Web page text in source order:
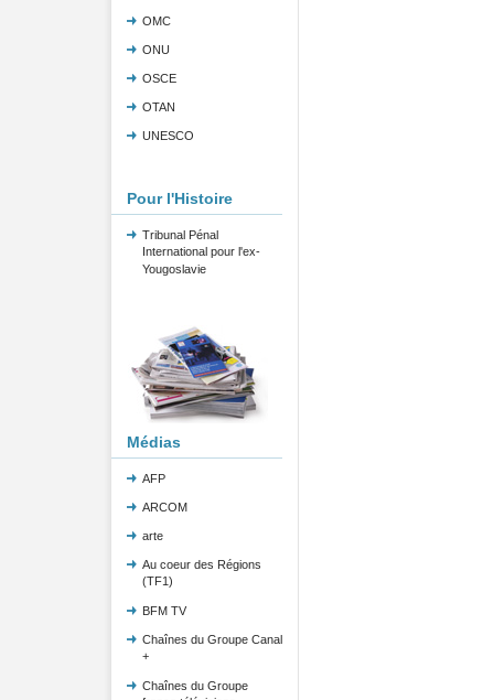
OMC
ONU
OSCE
OTAN
UNESCO
Pour l'Histoire
Tribunal Pénal
International pour l'ex-
Yougoslavie
Médias
AFP
ARCOM
arte
Au coeur des Régions
(TF1)
BFM TV
Chaînes du Groupe Canal
+
Chaînes du Groupe